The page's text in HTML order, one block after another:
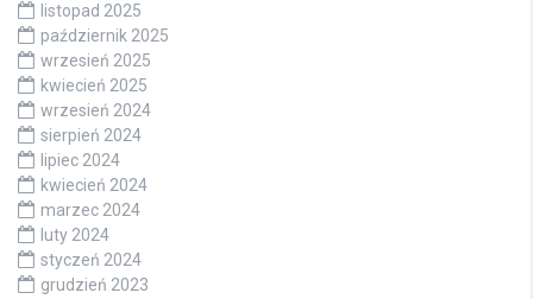
listopad 2025
październik 2025
wrzesień 2025
kwiecień 2025
wrzesień 2024
sierpień 2024
lipiec 2024
kwiecień 2024
marzec 2024
luty 2024
styczeń 2024
grudzień 2023